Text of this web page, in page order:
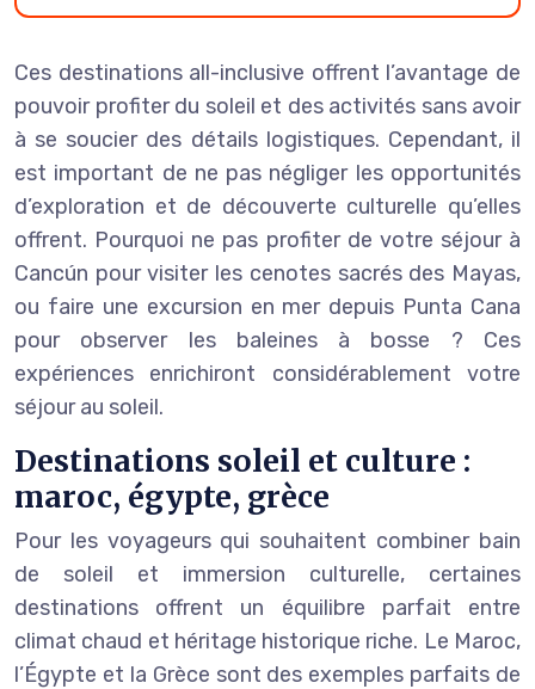
Ces destinations all-inclusive offrent l’avantage de
pouvoir profiter du soleil et des activités sans avoir
à se soucier des détails logistiques. Cependant, il
est important de ne pas négliger les opportunités
d’exploration et de découverte culturelle qu’elles
offrent. Pourquoi ne pas profiter de votre séjour à
Cancún pour visiter les cenotes sacrés des Mayas,
ou faire une excursion en mer depuis Punta Cana
pour observer les baleines à bosse ? Ces
expériences enrichiront considérablement votre
séjour au soleil.
Destinations soleil et culture :
maroc, égypte, grèce
Pour les voyageurs qui souhaitent combiner bain
de soleil et immersion culturelle, certaines
destinations offrent un équilibre parfait entre
climat chaud et héritage historique riche. Le Maroc,
l’Égypte et la Grèce sont des exemples parfaits de